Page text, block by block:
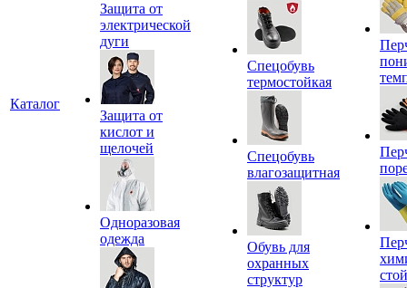
Каталог
Защита от
электрической
дуги
Защита от
кислот и
щелочей
Одноразовая
одежда
Спецобувь
термостойкая
Спецобувь
влагозащитная
Обувь для
охранных
структур